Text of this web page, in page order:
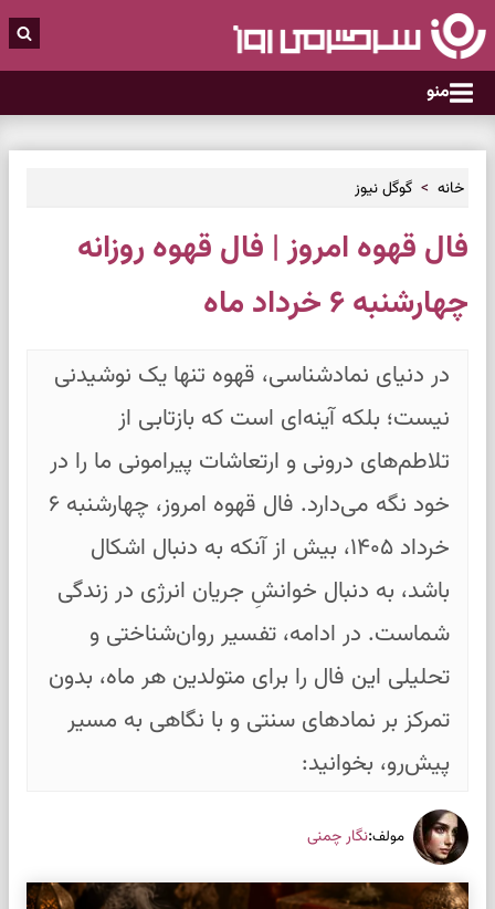
منو
خانه گوگل نیوز
فال قهوه امروز | فال قهوه روزانه
چهارشنبه ۶ خرداد ماه
در دنیای نمادشناسی، قهوه تنها یک نوشیدنی
نیست؛ بلکه آینه‌ای است که بازتابی از
تلاطم‌های درونی و ارتعاشات پیرامونی ما را در
خود نگه می‌دارد. فال قهوه امروز، چهارشنبه ۶
خرداد ۱۴۰۵، بیش از آنکه به دنبال اشکال
باشد، به دنبال خوانشِ جریان انرژی در زندگی
شماست. در ادامه، تفسیر روان‌شناختی و
تحلیلی این فال را برای متولدین هر ماه، بدون
تمرکز بر نمادهای سنتی و با نگاهی به مسیر
پیش‌رو، بخوانید:
مولف:نگار چمنی